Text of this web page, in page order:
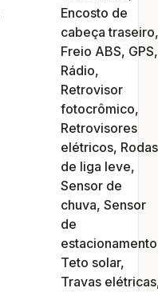
Encosto de
cabeça traseiro,
Freio ABS, GPS,
Rádio,
Retrovisor
fotocrômico,
Retrovisores
elétricos, Rodas
de liga leve,
Sensor de
chuva, Sensor
de
Teto solar,
Travas